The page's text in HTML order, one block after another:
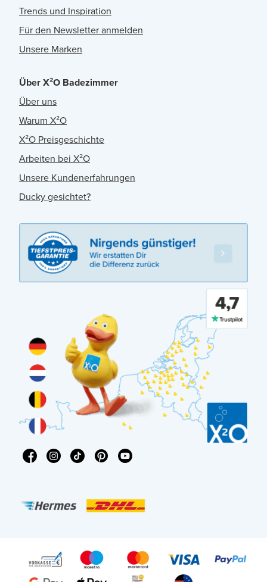
Trends und Inspiration
Für den Newsletter anmelden
Unsere Marken
Über X²O Badezimmer
Über uns
Warum X²O
X²O Preisgeschichte
Arbeiten bei X²O
Unsere Kundenerfahrungen
Ducky gesichtet?